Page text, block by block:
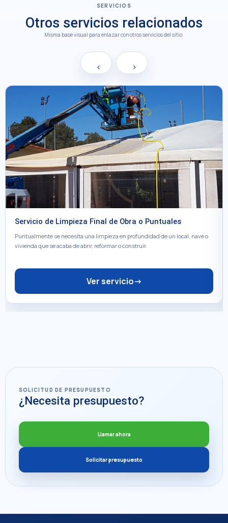
SERVICIOS
Otros servicios relacionados
Misma base visual para enlazar con otros servicios del sitio.
‹ ›
Servicio de Limpieza Final de Obra o Puntuales
Puntualmente se necesita una limpieza en profundidad de un local, nave o
vivienda que se acaba de abrir, reformar o construir.
Ver servicio
SOLICITUD DE PRESUPUESTO
¿Necesita presupuesto?
Llamar ahora
Solicitar presupuesto